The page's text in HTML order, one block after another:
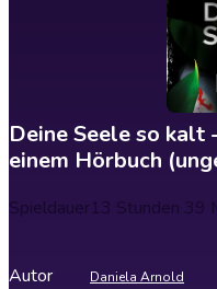
Deine Seele so kalt
einem Hörbuch
Spieldauer13 Stunden 39
Autor Daniela Arnold